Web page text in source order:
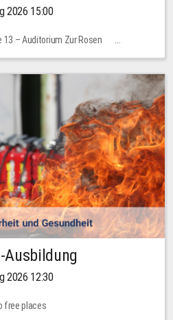
2026 15:00
– Auditorium Zur Rosen
Ausbildung
2026 12:30
free places